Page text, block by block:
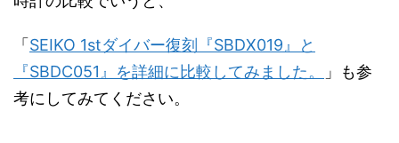
「 SEIKO 1stダイバー復刻『SBDX019』と
『SBDC051』を詳細に比較してみました。
」も参
考にしてみてください。